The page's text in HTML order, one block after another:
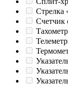
Стрелка
Счетчик